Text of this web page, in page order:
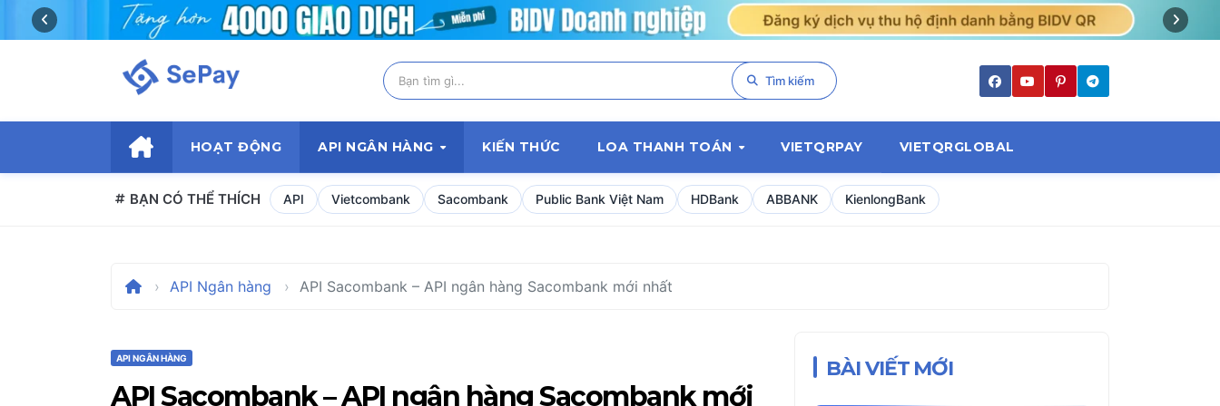
to
Tìm kiếm
HOẠT ĐỘNG API NGÂN HÀNG KIẾN THỨC LOA THANH TOÁN VIETQRPAY VIETQRGLOBAL
BẠN CÓ THỂ THÍCH API Vietcombank Sacombank Public Bank Việt Nam HDBank ABBANK KienlongBank
API Ngân hàng API Sacombank – API ngân hàng Sacombank mới nhất
API NGÂN HÀNG
API Sacombank – API ngân hàng Sacombank mới
BÀI VIẾT MỚI